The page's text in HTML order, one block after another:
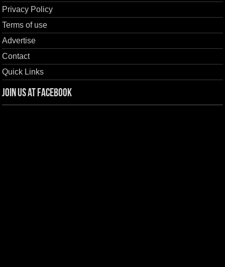
Privacy Policy
Terms of use
Advertise
Contact
Quick Links
Join us at Facebook